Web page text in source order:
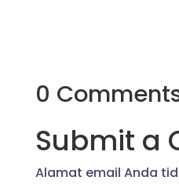
0
Submit a
Alamat email Anda